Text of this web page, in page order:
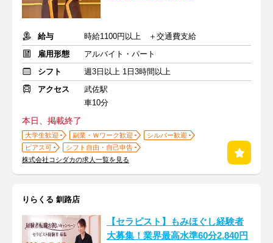
給与
時給1100円以上 ＋交通費支給
雇用形態
アルバイト・パート
シフト
週3日以上 1日3時間以上
アクセス
武佐駅
車10分
本日、掲載終了
大学生歓迎 副業・Ｗワーク歓迎
シルバー歓迎
ピアス可
シフト自由・自己申告
株式会社コシダカの求人一覧を見る
りらくる 釧路店
【セラピスト】もみほぐし経験者
大募集！業界最高水準60分2,840円